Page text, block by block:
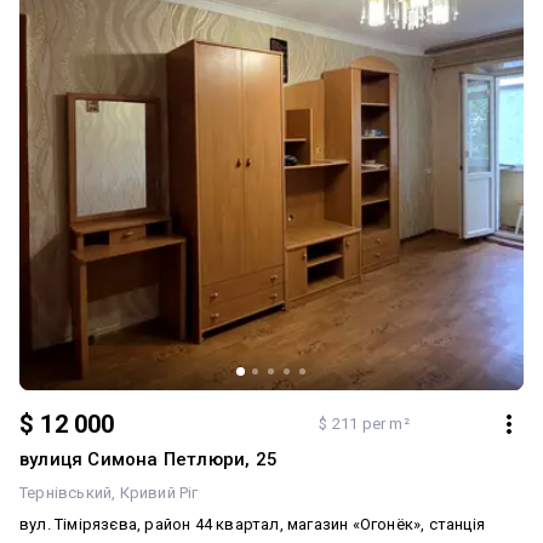
садочки, зупинки громадського транспорту, банківські
відділення, та інші необхідні обєкти. Все, що потрібно для
комфортного життя, – поруч із вашим майбутнім будинком. Не
відкладайте рішення на потім! Телефонуйте вже сьогодні та
домовляйтеся про перегляд. Можливо, саме ця квартира стане
вашим новим домом, у якому почнеться новий щасливий етап
$ 12 000 $ 211 per m²
вулиця Симона Петлюри, 25
Тернівський Кривий Ріг
вул. Тімірязєва, район 44 квартал, магазин «Огонёк», станція